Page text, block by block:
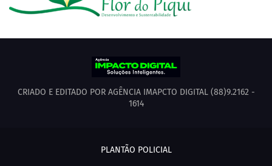
CRIADO E EDITADO POR AGÊNCIA IMAPCTO DIGITAL (88)9.2162 -
1614
PLANTÃO POLICIAL